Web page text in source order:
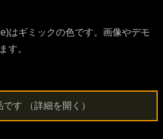
はギミックの色です。画像やデモ
す。
です （詳細を開く）